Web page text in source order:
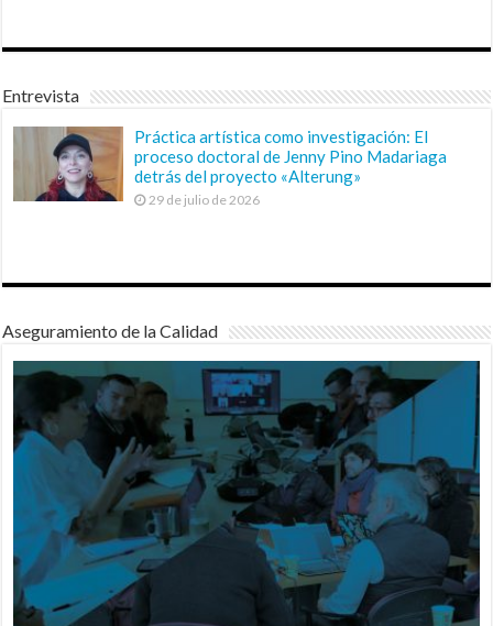
Entrevista
Práctica artística como investigación: El
proceso doctoral de Jenny Pino Madariaga
detrás del proyecto «Alterung»
29 de julio de 2026
Aseguramiento de la Calidad